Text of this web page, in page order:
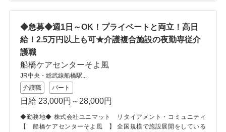
◆急募◆週1日～OK！プライベートと両立！高日
給！2.5万円以上も可★介護複合施設の夜勤専従介
護職
船橋ケアセンターそよ風
JR中央・総武線船橋駅...
介護職
パート
日給 23,000円～28,000円
◆勤務地◆ 株式会社ユニマット リタイアメント・コミュニティ
【 船橋ケアセンターそよ風 】 全国規模で施設展開をしている